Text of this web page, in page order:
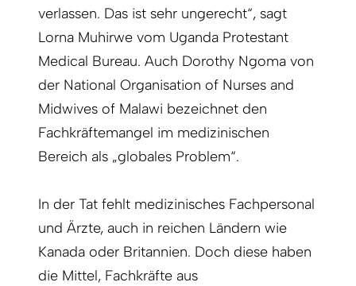
verlassen. Das ist sehr ungerecht“, sagt
Lorna Muhirwe vom Uganda Protestant
Medical Bureau. Auch Dorothy Ngoma von
der National Organisation of Nurses and
Midwives of Malawi bezeichnet den
Fachkräftemangel im medizinischen
Bereich als „globales Problem“.
In der Tat fehlt medizinisches Fachpersonal
und Ärzte, auch in reichen Ländern wie
Kanada oder Britannien. Doch diese haben
die Mittel, Fachkräfte aus